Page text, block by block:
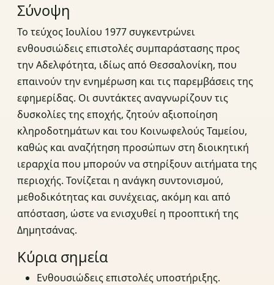
Σύνοψη
Το τεύχος Ιουλίου 1977 συγκεντρώνει
ενθουσιώδεις επιστολές συμπαράστασης προς
την Αδελφότητα, ιδίως από Θεσσαλονίκη, που
επαινούν την ενημέρωση και τις παρεμβάσεις της
εφημερίδας. Οι συντάκτες αναγνωρίζουν τις
δυσκολίες της εποχής, ζητούν αξιοποίηση
κληροδοτημάτων και του Κοινωφελούς Ταμείου,
καθώς και αναζήτηση προσώπων στη διοικητική
ιεραρχία που μπορούν να στηρίξουν αιτήματα της
περιοχής. Τονίζεται η ανάγκη συντονισμού,
μεθοδικότητας και συνέχειας, ακόμη και από
απόσταση, ώστε να ενισχυθεί η προοπτική της
Δημητσάνας.
Κύρια σημεία
Ενθουσιώδεις επιστολές υποστήριξης.